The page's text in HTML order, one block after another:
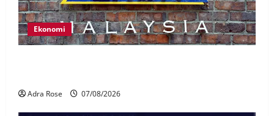
Ekonomi
Adra Rose 07/08/2026